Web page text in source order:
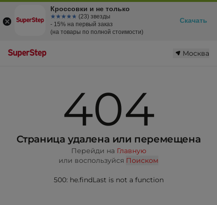
Москва
404
Страница удалена или перемещена
Перейди на Главную
или воспользуйся Поиском
500: he.findLast is not a function
Кроссовки и не только
☆☆☆☆☆
★★★★★ (23) звезды
- 15% на первый заказ
(на товары по полной стоимости)
Скачать